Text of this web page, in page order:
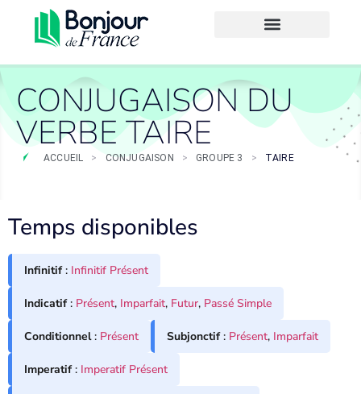
CONJUGAISON DU
VERBE TAIRE
ACCUEIL > CONJUGAISON > GROUPE 3 > TAIRE
Temps disponibles
Infinitif: Infinitif Présent
Indicatif: Présent, Imparfait, Futur, Passé Simple
Conditionnel: Présent Subjonctif: Présent, Imparfait
Imperatif: Imperatif Présent